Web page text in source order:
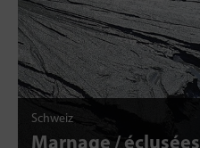
Schweiz